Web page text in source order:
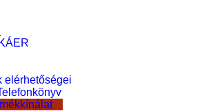
elérhetőségei